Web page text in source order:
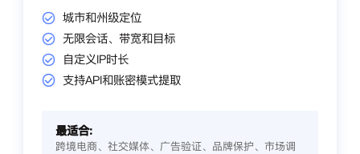
城市和州级定位
无限会话、带宽和目标
自定义IP时长
支持API和账密模式提取
最适合:
跨境电商、社交媒体、广告验证、品牌保护、市场调